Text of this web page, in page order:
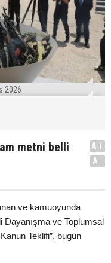
2026
metni belli
A+
A-
ve kamuoyunda
Dayanışma ve Toplumsal
Teklifi”, bugün